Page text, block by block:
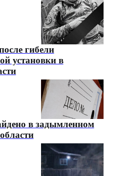
гибели
установки в
в задымленном